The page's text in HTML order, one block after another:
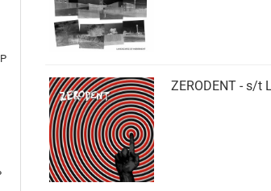
ZERODENT - s​/​t